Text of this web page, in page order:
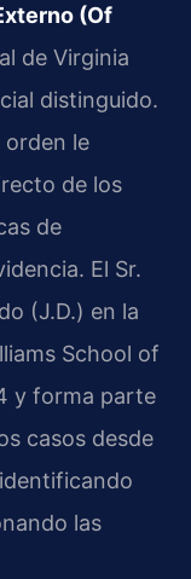
(Of
de Virginia
distinguido.
orden le
de los
de
El Sr.
(J.D.) en la
School of
y forma parte
casos desde
las